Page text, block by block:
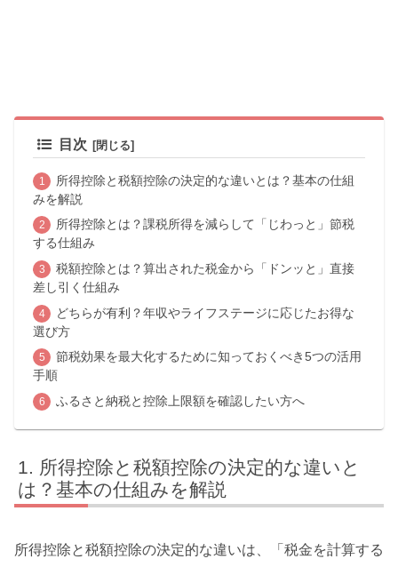
目次
所得控除と税額控除の決定的な違いとは？基本の仕組
みを解説
所得控除とは？課税所得を減らして「じわっと」節税
する仕組み
税額控除とは？算出された税金から「ドンッと」直接
差し引く仕組み
どちらが有利？年収やライフステージに応じたお得な
選び方
節税効果を最大化するために知っておくべき5つの活用
手順
ふるさと納税と控除上限額を確認したい方へ
所得控除と税額控除の決定的な違いと
は？基本の仕組みを解説
所得控除と税額控除の決定的な違いは、「税金を計算する